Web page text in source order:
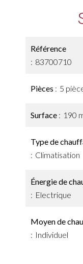
Référence
83700710
Pièces 5
Surface 190
Type de
Climatisation
Énergie de
Electrique
Moyen de
Individuel